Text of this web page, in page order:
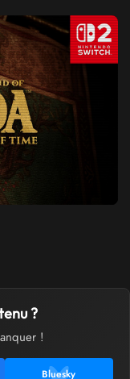
?
!
Bluesky